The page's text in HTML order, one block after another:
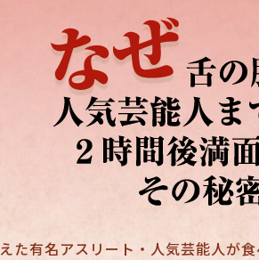
た有名アスリート・人気芸能人が